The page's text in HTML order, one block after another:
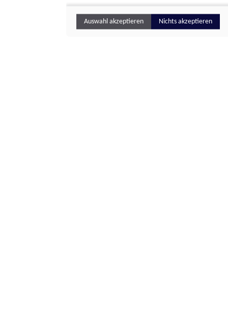
Auswahl akzeptieren Nichts akzeptieren